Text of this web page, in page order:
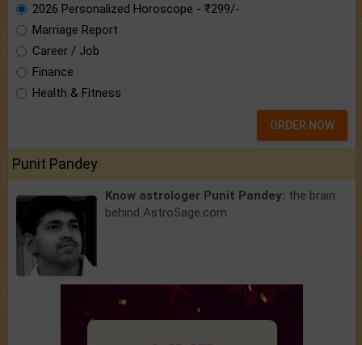
2026 Personalized Horoscope - ₹299/-
Marriage Report
Career / Job
Finance
Health & Fitness
ORDER NOW
Punit Pandey
Know astrologer Punit Pandey: the brain
behind AstroSage.com